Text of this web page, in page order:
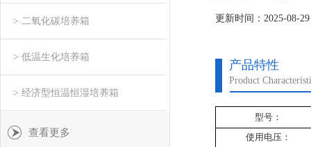
更新时间：2025-08-29
产品特性
Product
型号：
使用电压：
> 二氧化碳培养箱
> 低温生化培养箱
> 经济型恒温恒湿培养箱
查看更多